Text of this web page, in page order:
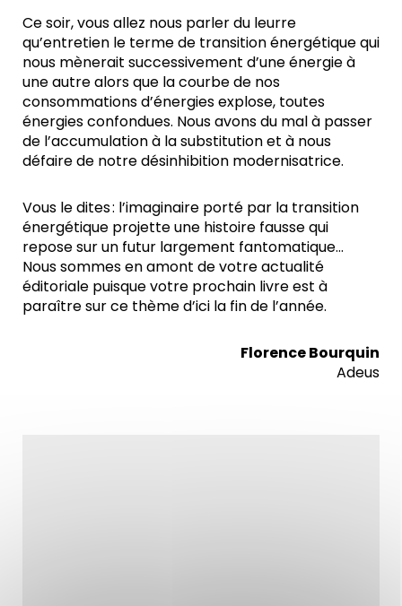
Ce soir, vous allez nous parler du leurre
qu’entretien le terme de transition énergétique qui
nous mènerait successivement d’une énergie à
une autre alors que la courbe de nos
consommations d’énergies explose, toutes
énergies confondues. Nous avons du mal à passer
de l’accumulation à la substitution et à nous
défaire de notre désinhibition modernisatrice.
Vous le dites : l’imaginaire porté par la transition
énergétique projette une histoire fausse qui
repose sur un futur largement fantomatique…
Nous sommes en amont de votre actualité
éditoriale puisque votre prochain livre est à
paraître sur ce thème d’ici la fin de l’année.
Florence Bourquin
Adeus